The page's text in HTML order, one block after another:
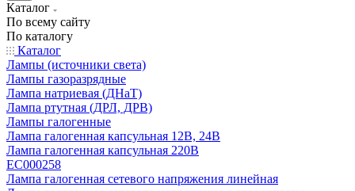
Каталог
По всему сайту
По каталогу
Каталог
Лампы (источники света)
Лампы газоразрядные
Лампа натриевая (ДНаТ)
Лампа ртутная (ДРЛ, ДРВ)
Лампы галогенные
Лампа галогенная капсульная 12В, 24В
Лампа галогенная капсульная 220В
EC000258
Лампа галогенная сетевого напряжения линейная